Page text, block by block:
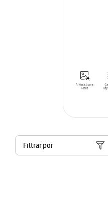
Filtrar por